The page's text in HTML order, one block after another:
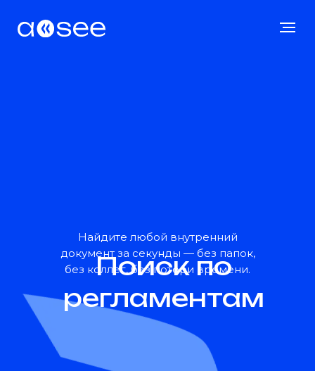
Поиск по
регламентам
Найдите любой внутренний
документ за секунды — без папок,
без коллег, без потери времени.